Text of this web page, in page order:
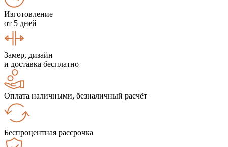
Изготовление
от 5 дней
Замер, дизайн
и доставка бесплатно
Оплата наличными, безналичный расчёт
Беспроцентная рассрочка